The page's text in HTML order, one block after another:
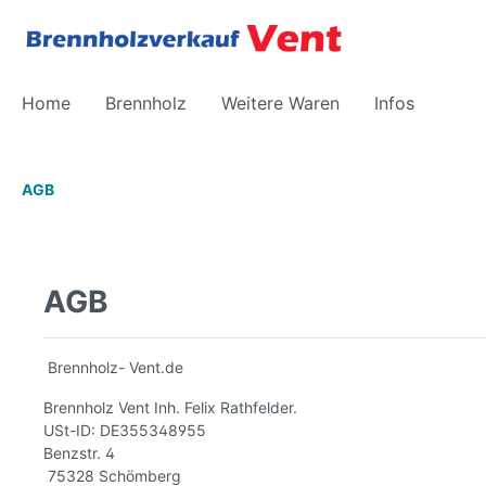
Home Brennholz Weitere Waren Infos
AGB
AGB
Brennholz- Vent.de
Brennholz Vent Inh. Felix Rathfelder.
USt-ID: DE355348955
Benzstr. 4
75328 Schömberg